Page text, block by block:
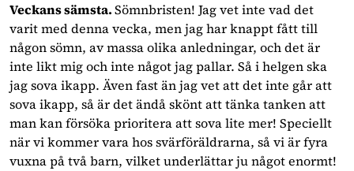
Veckans sämsta.Sömnbristen! Jag vet inte vad det
varit med denna vecka, men jag har knappt fått till
någon sömn, av massa olika anledningar, och det är
inte likt mig och inte något jag pallar. Så i helgen ska
jag sova ikapp. Även fast än jag vet att det inte går att
sova ikapp, så är det ändå skönt att tänka tanken att
man kan försöka prioritera att sova lite mer! Speciellt
när vi kommer vara hos svärföräldrarna, så vi är fyra
vuxna på två barn, vilket underlättar ju något enormt!